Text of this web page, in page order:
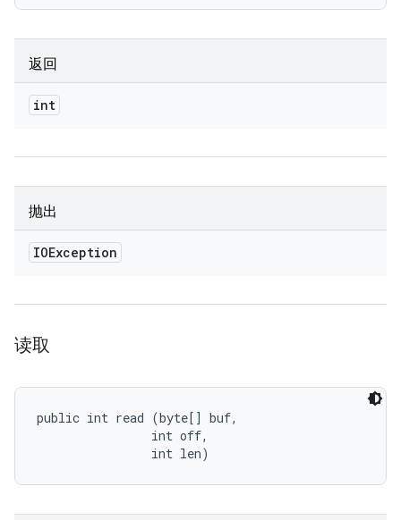
返回
int
抛出
IOException
读取
public int read (byte[] buf,
                int off,
                int len)